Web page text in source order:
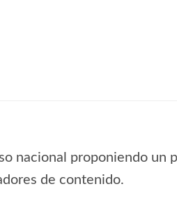
nacional proponiendo un
de contenido.